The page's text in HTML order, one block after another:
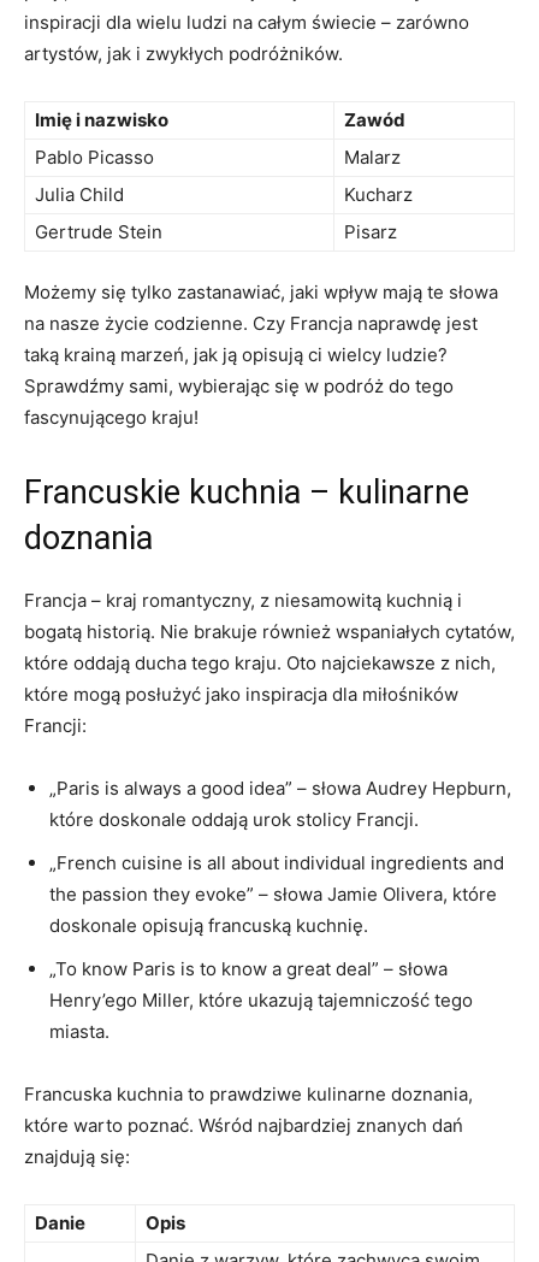
inspiracji dla wielu ludzi na całym świecie ‌– zarówno
artystów, jak i zwykłych podróżników.
Imię i⁤ nazwisko
Zawód
Pablo ⁤Picasso
Malarz
Julia⁤ Child
Kucharz
Gertrude Stein
Pisarz
Możemy się tylko zastanawiać, jaki wpływ mają te słowa
⁢na nasze życie codzienne. Czy Francja⁢ naprawdę⁤ jest
taką ⁣krainą marzeń, jak ​ją ⁢opisują ci wielcy ludzie?
Sprawdźmy sami, wybierając się w podróż do tego
fascynującego kraju!
Francuskie​ kuchnia – ⁤kulinarne​
doznania
Francja – ​kraj romantyczny, z​ niesamowitą kuchnią i
bogatą historią. Nie brakuje również wspaniałych cytatów,
które oddają ducha tego kraju.​ Oto⁣ najciekawsze z nich,
które mogą posłużyć jako inspiracja dla miłośników
Francji:
„Paris is always a good idea” – słowa Audrey Hepburn,
które doskonale oddają urok stolicy Francji.
„French cuisine⁣ is‌ all about⁢ individual ingredients and
the passion they evoke” – słowa Jamie Olivera, które
doskonale opisują francuską​ kuchnię.
„To know‍ Paris is to know a great deal” – słowa
Henry’ego Miller, które ukazują tajemniczość tego
miasta.
Francuska kuchnia to prawdziwe kulinarne doznania,
‍które warto poznać. Wśród najbardziej znanych dań
znajdują się:
Danie
Opis